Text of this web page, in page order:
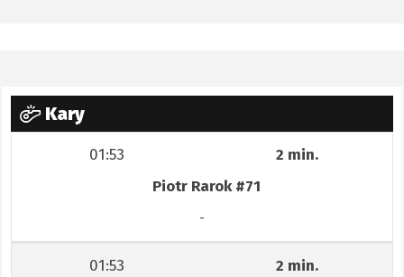
Kary
01:53
2 min.
Piotr Rarok#71
-
01:53
2 min.